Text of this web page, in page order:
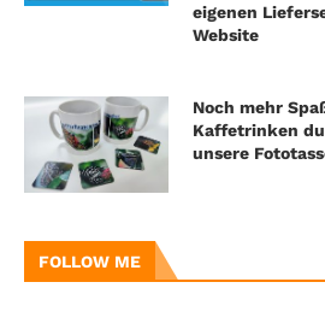
eigenen
Website
Noch mehr
Kaffetrinken
unsere
FOLLOW ME